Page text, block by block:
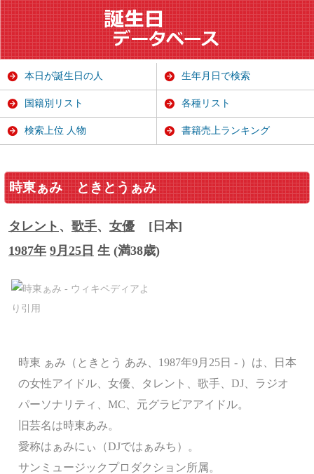
時東ぁみ ときとうぁみ
タレント 、 歌手、 女優
[日本]
1987年 9月25日 生 (満38歳)
時東 ぁみ（ときとう あみ、1987年9月25日 - ）は、日本
の女性アイドル、女優、タレント、歌手、DJ、ラジオ
パーソナリティ、MC、元グラビアアイドル。
旧芸名は時東あみ。
愛称はぁみにぃ（DJではぁみち）。
サンミュージックプロダクション所属。
本日が誕生日の人 生年月日で検索
国籍別リスト 各種リスト
検索上位 人物 書籍売上ランキング